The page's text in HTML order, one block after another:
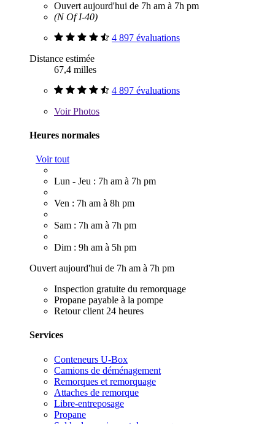
Ouvert aujourd'hui de 7h am à 7h pm
(N Of I-40)
4 897 évaluations
Distance estimée
67,4 milles
4 897 évaluations
VoirPhotos
Heures normales
Voir tout
Lun - Jeu : 7h am à 7h pm
Ven : 7h am à 8h pm
Sam : 7h am à 7h pm
Dim : 9h am à 5h pm
Ouvert aujourd'hui de 7h am à 7h pm
Inspection gratuite du remorquage
Propane payable à la pompe
Retour client 24 heures
Services
Conteneurs U-Box
Camions de déménagement
Remorques et remorquage
Attaches de remorque
Libre-entreposage
Propane